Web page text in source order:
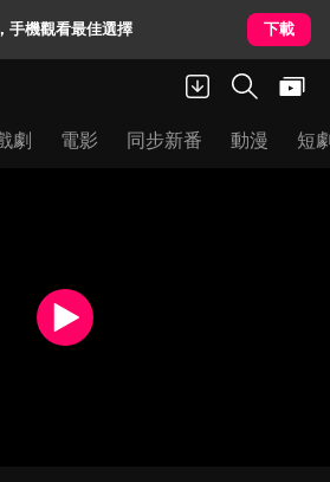
手機觀看最佳選擇 下載
劇 電影 同步新番 動漫 短